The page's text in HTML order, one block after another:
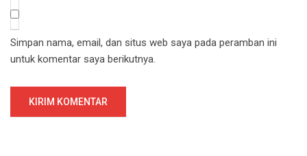
Simpan nama, email, dan situs web saya pada peramban ini
untuk komentar saya berikutnya.